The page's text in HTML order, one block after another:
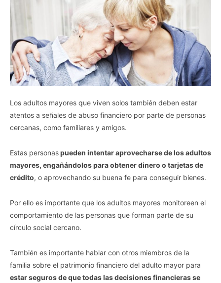
Los adultos mayores que viven solos también deben estar
atentos a señales de abuso financiero por parte de personas
cercanas, como familiares y amigos.
Estas personaspueden intentar aprovecharse de los adultos
mayores, engañándolos para obtener dinero o tarjetas de
crédito, o aprovechando su buena fe para conseguir bienes.
Por ello es importante que los adultos mayores monitoreen el
comportamiento de las personas que forman parte de su
círculo social cercano.
También es importante hablar con otros miembros de la
familia sobre el patrimonio financiero del adulto mayor para
estar seguros de que todas las decisiones financieras se